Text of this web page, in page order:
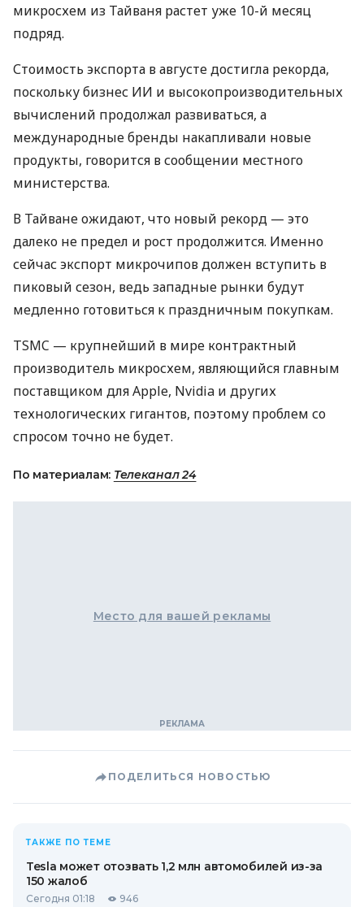
микросхем из Тайваня растет уже 10-й месяц
подряд.
Стоимость экспорта в августе достигла рекорда,
поскольку бизнес ИИ и высокопроизводительных
вычислений продолжал развиваться, а
международные бренды накапливали новые
продукты, говорится в сообщении местного
министерства.
В Тайване ожидают, что новый рекорд — это
далеко не предел и рост продолжится. Именно
сейчас экспорт микрочипов должен вступить в
пиковый сезон, ведь западные рынки будут
медленно готовиться к праздничным покупкам.
TSMC — крупнейший в мире контрактный
производитель микросхем, являющийся главным
поставщиком для Apple, Nvidia и других
технологических гигантов, поэтому проблем со
спросом точно не будет.
По материалам: Телеканал 24
Место для вашей рекламы
ПОДЕЛИТЬСЯ НОВОСТЬЮ
ТАКЖЕ ПО ТЕМЕ
Tesla может отозвать 1,2 млн автомобилей из-за
150 жалоб
Сегодня 01:18 946